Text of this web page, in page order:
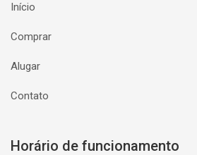
Início
Comprar
Alugar
Contato
Horário de funcionamento